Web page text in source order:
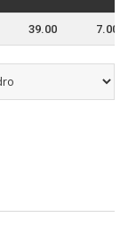
39.00 7.00